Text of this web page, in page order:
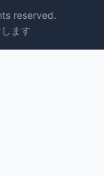
reserved.
ます